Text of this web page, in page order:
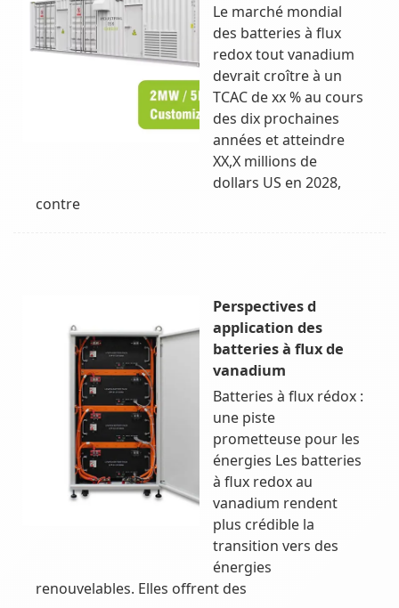
Le marché mondial
des batteries à flux
redox tout vanadium
devrait croître à un
TCAC de xx % au cours
des dix prochaines
années et atteindre
XX,X millions de
dollars US en 2028,
contre
Perspectives d
application des
batteries à flux de
vanadium
Batteries à flux rédox :
une piste
prometteuse pour les
énergies Les batteries
à flux redox au
vanadium rendent
plus crédible la
transition vers des
énergies
renouvelables. Elles offrent des